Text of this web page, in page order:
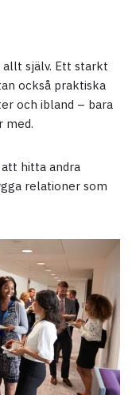
allt själv. Ett starkt
också praktiska
och ibland – bara
med.
hitta andra
relationer som